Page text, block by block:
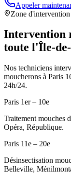
Appeler
Zone d'intervention
Intervention
toute l'Île-
Nos techniciens
moucherons à Paris
24h/24.
Paris 1er – 10e
Traitement mouches
Opéra, République.
Paris 11e – 20e
Désinsectisation
Belleville,